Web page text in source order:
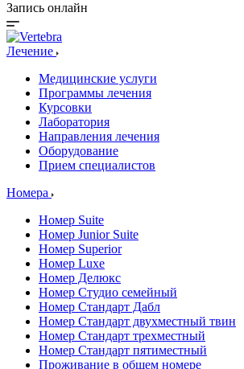
Запись онлайн
Лечение
Медицинские услуги
Программы лечения
Курсовки
Лаборатория
Направления лечения
Оборудование
Прием специалистов
Номера
Номер Suite
Номер Junior Suite
Номер Superior
Номер Luxe
Номер Делюкс
Номер Студио семейный
Номер Стандарт Дабл
Номер Стандарт двухместный твин
Номер Стандарт трехместный
Номер Стандарт пятиместный
Проживание в общем номере